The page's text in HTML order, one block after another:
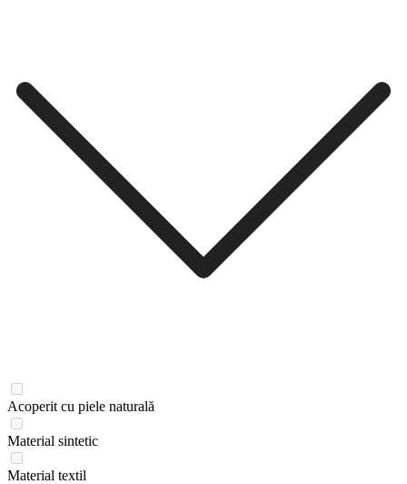
Acoperit cu piele naturală
Material sintetic
Material textil